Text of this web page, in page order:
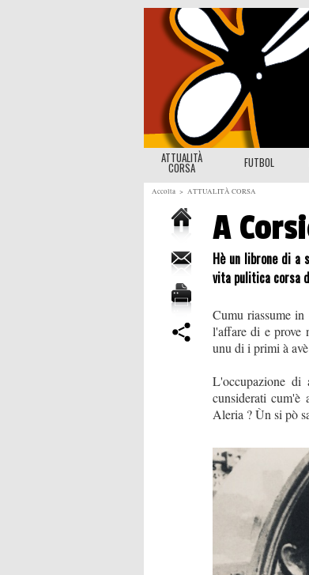
ATTUALITÀ
CORSA FUTBOL
Accolta > ATTUALITÀ CORSA
A
Hè un librone di a
vita pulitica corsa
Cumu riassume
l'affare di e prove
unu di i primi à
L'occupazione
cunsiderati cum'è
Aleria ? Ùn si pò